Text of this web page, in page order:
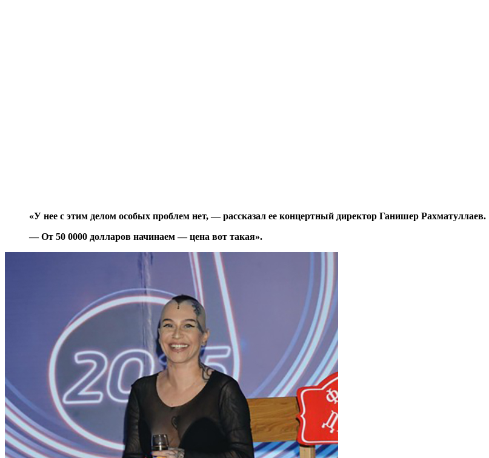
«У нее с этим делом особых проблем нет, — рассказал ее концертный директор Ганишер Рахматуллаев.
— От 50 0000 долларов начинаем — цена вот такая».